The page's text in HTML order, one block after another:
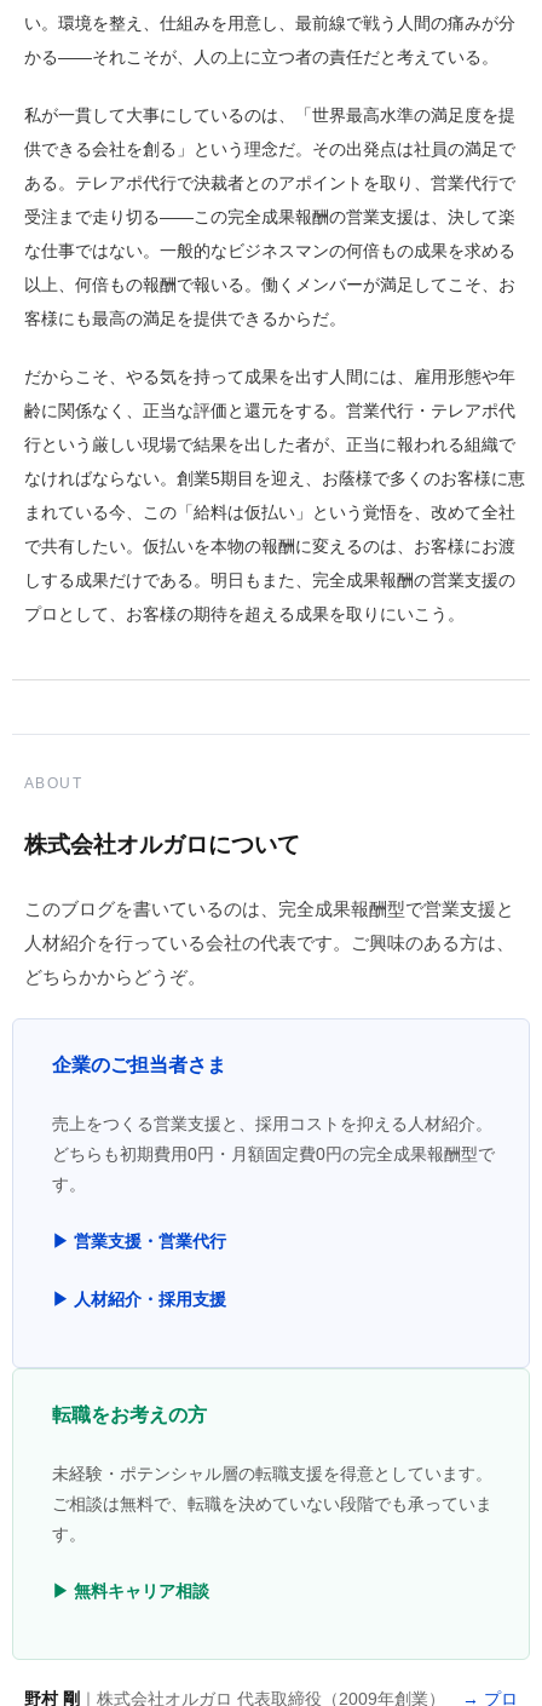
い。環境を整え、仕組みを用意し、最前線で戦う人間の痛みが分
かる——それこそが、人の上に立つ者の責任だと考えている。
私が一貫して大事にしているのは、「世界最高水準の満足度を提
供できる会社を創る」という理念だ。その出発点は社員の満足で
ある。テレアポ代行で決裁者とのアポイントを取り、営業代行で
受注まで走り切る——この完全成果報酬の営業支援は、決して楽
な仕事ではない。一般的なビジネスマンの何倍もの成果を求める
以上、何倍もの報酬で報いる。働くメンバーが満足してこそ、お
客様にも最高の満足を提供できるからだ。
だからこそ、やる気を持って成果を出す人間には、雇用形態や年
齢に関係なく、正当な評価と還元をする。営業代行・テレアポ代
行という厳しい現場で結果を出した者が、正当に報われる組織で
なければならない。創業5期目を迎え、お蔭様で多くのお客様に恵
まれている今、この「給料は仮払い」という覚悟を、改めて全社
で共有したい。仮払いを本物の報酬に変えるのは、お客様にお渡
しする成果だけである。明日もまた、完全成果報酬の営業支援の
プロとして、お客様の期待を超える成果を取りにいこう。
ABOUT
株式会社オルガロについて
このブログを書いているのは、完全成果報酬型で営業支援と
人材紹介を行っている会社の代表です。ご興味のある方は、
どちらかからどうぞ。
企業のご担当者さま
売上をつくる営業支援と、採用コストを抑える人材紹介。
どちらも初期費用0円・月額固定費0円の完全成果報酬型で
す。
▶ 営業支援・営業代行
▶ 人材紹介・採用支援
転職をお考えの方
未経験・ポテンシャル層の転職支援を得意としています。
ご相談は無料で、転職を決めていない段階でも承っていま
す。
▶ 無料キャリア相談
野村 剛 ｜株式会社オルガロ 代表取締役（2009年創業） → プロ